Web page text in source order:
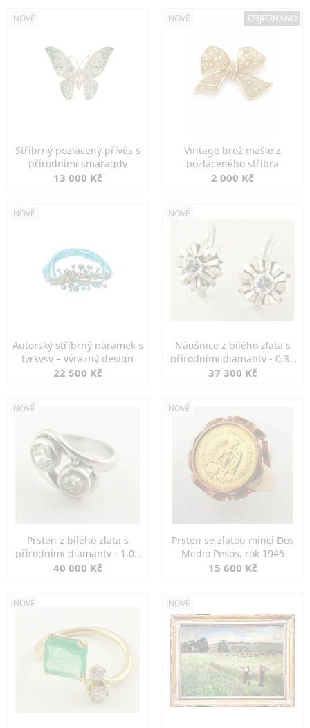
NOVÉ
Stříbrný pozlacený přívěs s
přírodními smaragdy
13 000 Kč
NOVÉ OBJEDNÁNO
Vintage brož mašle z
pozlaceného stříbra
2 000 Kč
NOVÉ
Autorský stříbrný náramek s
tyrkysy – výrazný design
22 500 Kč
NOVÉ
Náušnice z bílého zlata s
přírodními diamanty - 0,30
ct
37 300 Kč
NOVÉ
Prsten z bílého zlata s
přírodními diamanty - 1,00
ct
40 000 Kč
NOVÉ
Prsten se zlatou mincí Dos
Medio Pesos, rok 1945
15 600 Kč
NOVÉ NOVÉ